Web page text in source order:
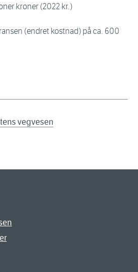
kroner (2022 kr.)
(endret kostnad) på ca. 600
vegvesen